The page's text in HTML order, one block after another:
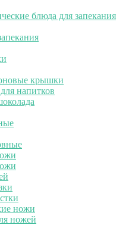
блюда для запекания
крышки
напитков
ножи
ножей